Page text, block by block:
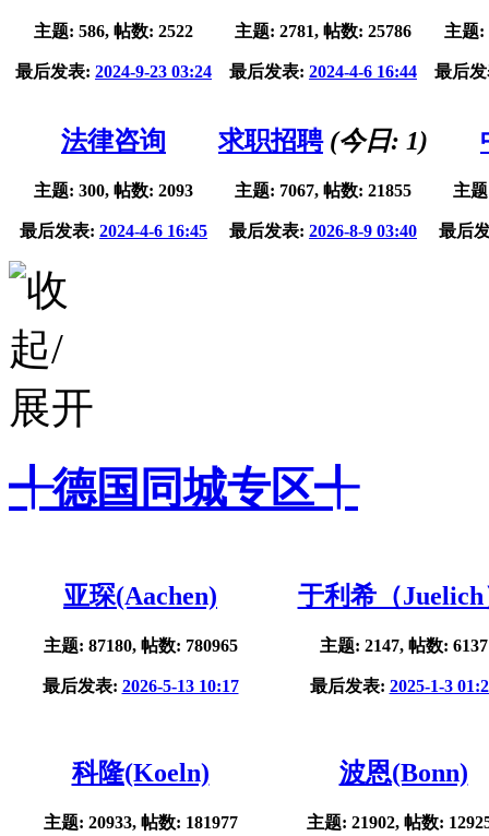
主题: 586, 帖数: 2522
最后发表: 2024-9-23 03:24
主题: 2781, 帖数: 25786
最后发表: 2024-4-6 16:44
主题:
最后
法律咨询
主题: 300, 帖数: 2093
最后发表: 2024-4-6 16:45
求职招聘(今日: 1)
主题: 7067, 帖数: 21855
最后发表: 2026-8-9 03:40
主
最后
╃德国同城专区╃
亚琛(Aachen)
主题: 87180, 帖数: 780965
最后发表: 2026-5-13 10:17
于利希（Juelich
主题: 2147, 帖数: 6137
最后发表: 2025-1-3
科隆(Koeln)
主题: 20933, 帖数: 181977
波恩(Bonn)
主题: 21902, 帖数: